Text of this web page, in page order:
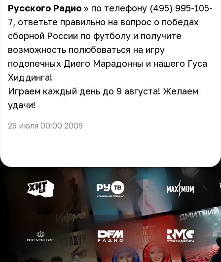
Русского Радио » по телефону (495) 995-105-
7, ответьте правильно на вопрос о победах
сборной России по футболу и получите
возможность полюбоваться на игру
подопечных Диего Марадонны и нашего Гуса
Хиддинга!
Играем каждый день до 9 августа! Желаем
удачи!
29 июля 00:00 2009